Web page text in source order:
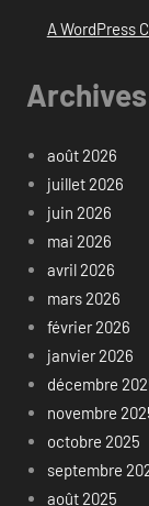
A WordPress
Archives
août 2026
juillet 2026
juin 2026
mai 2026
avril 2026
mars 2026
février 2026
janvier 2026
décembre
novembre
octobre 2025
septembre
août 2025